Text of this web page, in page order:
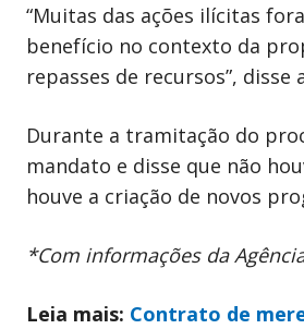
“Muitas das ações ilícitas
benefício no contexto da
repasses de recursos”, disse
Durante a tramitação do
mandato e disse que não
houve a criação de novos
*Com informações da
Leia mais: Contrato de